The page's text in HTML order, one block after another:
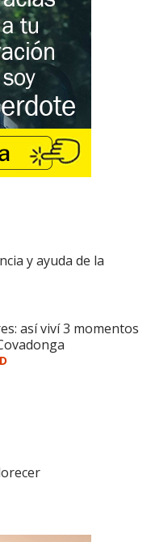
y ayuda de la
así viví 3 momentos